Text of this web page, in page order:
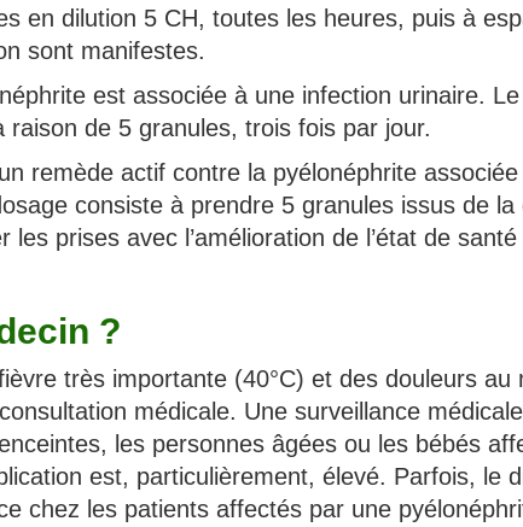
en dilution 5 CH, toutes les heures, puis à
sont manifestes.
est associée à une infection urinaire.
de 5 granules, trois fois par jour.
remède actif contre la pyélonéphrite
consiste à prendre 5 granules issus de la
prises avec l’amélioration de l’état de santé
?
très importante (40°C) et des douleurs au
médicale. Une surveillance
les personnes âgées ou les bébés
est, particulièrement, élevé. Parfois, le
chez les patients affectés par une